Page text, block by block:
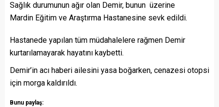
Sağlık durumunun ağır olan Demir, bunun üzerine
Mardin Eğitim ve Araştırma Hastanesine sevk edildi.
Hastanede yapılan tüm müdahalelere rağmen Demir
kurtarılamayarak hayatını kaybetti.
Demir’in acı haberi ailesini yasa boğarken, cenazesi otopsi
için morga kaldırıldı.
Bunu paylaş: